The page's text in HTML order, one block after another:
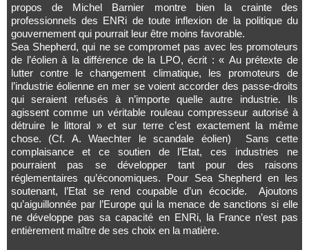
propos de Michel Barnier montre bien la crainte des
professionnels des ENRi de toute inflexion de la politique du
gouvernement qui pourrait leur être moins favorable.
Sea Shepherd, qui ne se compromet pas avec les promoteurs
de l’éolien à la différence de la LPO, écrit : « Au prétexte de
lutter contre le changement climatique, les promoteurs de
l’industrie éolienne en mer se voient accorder des passe-droits
qui seraient refusés à n’importe quelle autre industrie. Ils
agissent comme un véritable rouleau compresseur autorisé à
détruire le littoral » et sur terre c’est exactement la même
chose. (Cf. A. Waechter le scandale éolien) Sans cette
complaisance et ce soutien de l’Etat, ces industries ne
pourraient pas se développer tant pour des raisons
réglementaires qu’économiques. Pour Sea Shepherd en les
soutenant, l’Etat se rend coupable d’un écocide. Ajoutons
qu’aiguillonnée par l’Europe qui la menace de sanctions si elle
ne développe pas sa capacité en ENRi, la France n’est pas
entièrement maître de ses choix en la matière.